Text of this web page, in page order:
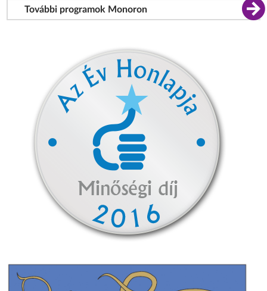
További programok Monoron